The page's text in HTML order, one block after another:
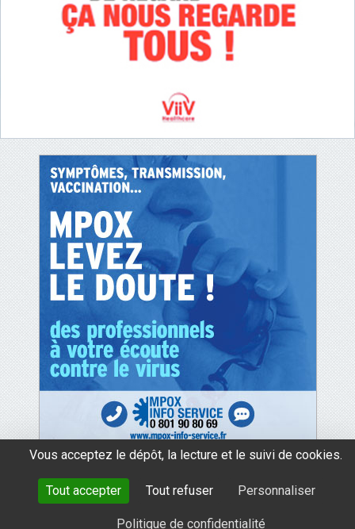
Vous acceptez le dépôt, la lecture et le suivi de cookies.
Tout accepter Tout refuser Personnaliser
Politique de confidentialité